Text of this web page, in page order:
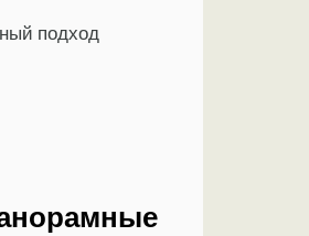
подход